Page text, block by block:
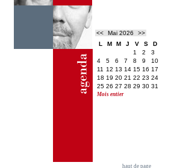
<< Mai 2026 >>
L
M M J V S
D
1
2
3
4
5 6 7 8 9
10
11
12 13 14 15 16 17
18 19 20 21 22 23 24
25 26 27 28 29 30 31
Mois entier
haut de page